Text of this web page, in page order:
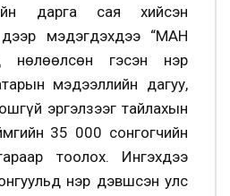
дарга сая хийсэн
дээр мэдэгдэхдээ “МАН
нөлөөлсөн гэсэн нэр
мэдээллийн дагуу,
эргэлзээг тайлахын
35 000 сонгогчийн
тоолох. Ингэхдээ
нэр дэвшсэн улс